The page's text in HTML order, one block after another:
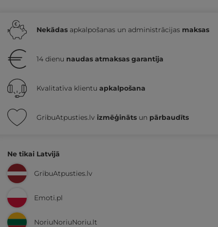
Nekādas apkalpošanas un administrācijas maksas
14 dienu naudas atmaksas garantija
Kvalitatīva klientu apkalpošana
GribuAtpusties.lv izmēģināts un pārbaudīts
Ne tikai Latvijā
GribuAtpusties.lv
Emoti.pl
NoriuNoriuNoriu.lt